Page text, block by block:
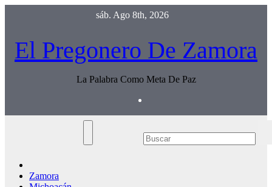
sáb. Ago 8th, 2026
El Pregonero De Zamora
La Palabra Como Meta De Paz
Zamora